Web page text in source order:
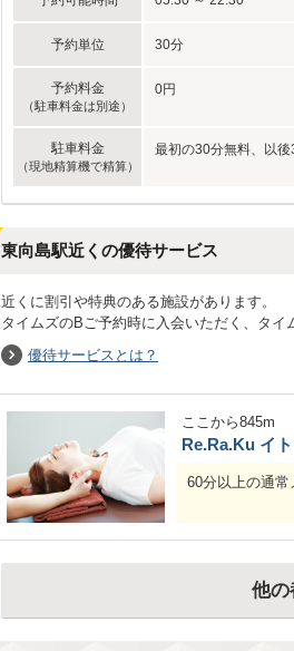
予約単位 30分
予約料金
（駐車料金は別途）
0円
駐車料金
（現地精算機で精算）
最初の30分無料、以後
東向島駅近くの優待サービス
近くに割引や特典のある施設があります。
タイムズのBご予約時に入会いただく、タ
優待サービスとは？
ここから845m
Re.Ra.Ku イ
60分以上の通常
他の